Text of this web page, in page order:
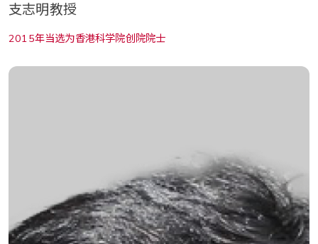
支志明教授
2015年当选为香港科学院创院院士